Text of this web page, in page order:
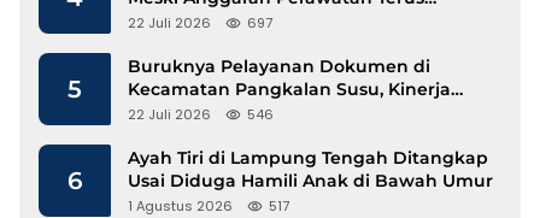
Mengalir
22 Juli 2026 697
5
Buruknya Pelayanan Dokumen di
Kecamatan Pangkalan Susu, Kinerja
Disdukcapil Langkat Disorot
22 Juli 2026 546
6
Ayah Tiri di Lampung Tengah Ditangkap
Usai Diduga Hamili Anak di Bawah Umur
1 Agustus 2026 517